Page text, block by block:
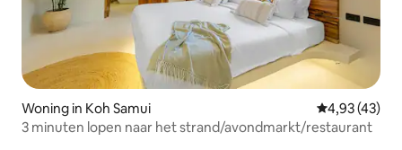
Woning in Koh Samui Gemiddelde
4,93 (43)
3 minuten lopen naar het strand/avondmarkt/restaurant